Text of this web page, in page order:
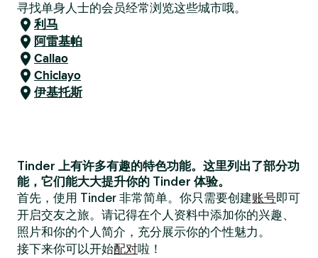
寻找单身人士的会员经常浏览这些城市哦。
利马
阿雷基帕
Callao
Chiclayo
伊基托斯
Tinder 上有许多有趣的特色功能。这里列出了部分功
能，它们能大大提升你的 Tinder 体验。
首先，使用 Tinder 非常简单。你只需要创建账号即可
开启交友之旅。请记得在个人资料中添加你的兴趣、
照片和你的个人简介，充分展示你的个性魅力。
接下来你可以开始配对啦！